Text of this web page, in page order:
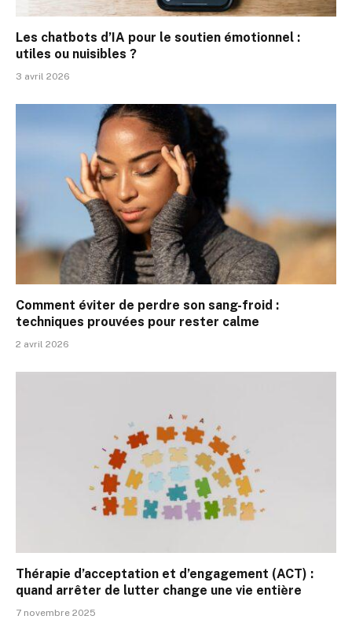
Les chatbots d’IA pour le soutien émotionnel :
utiles ou nuisibles ?
3 avril 2026
Comment éviter de perdre son sang-froid :
techniques prouvées pour rester calme
2 avril 2026
Thérapie d’acceptation et d’engagement (ACT) :
quand arrêter de lutter change une vie entière
7 novembre 2025